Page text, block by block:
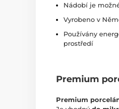
Nádobí je
Vyrobeno v
Používány
prostředí
Premium
Premium